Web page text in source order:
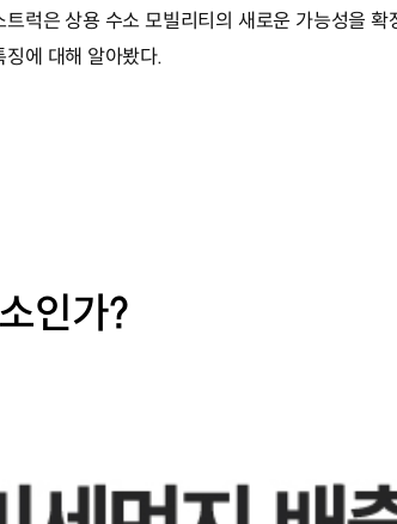
럭은 상용 수소 모빌리티의 새로운 가능성을 확
에 대해 알아봤다.
인가?